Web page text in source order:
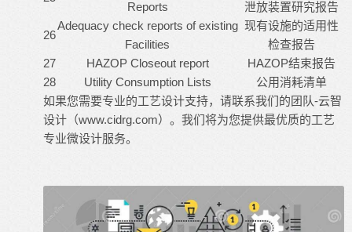
Reports
泄放装置研究报告
26
Adequacy check reports of existing
Facilities
现有设施的适用性
检查报告
27
HAZOP Closeout report
HAZOP结束报告
28
Utility Consumption Lists
公用消耗清单
如果您需要专业的工艺设计支持，请联系我们的团队-云智
设计（www.cidrg.com）。我们将为您提供最优质的工艺
专业微设计服务。